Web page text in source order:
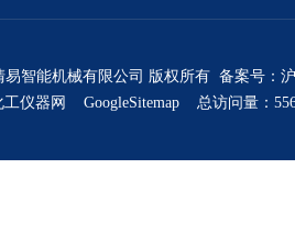
易智能机械有限公司 版权所有 备案号：
工仪器网 GoogleSitemap 总访问量：